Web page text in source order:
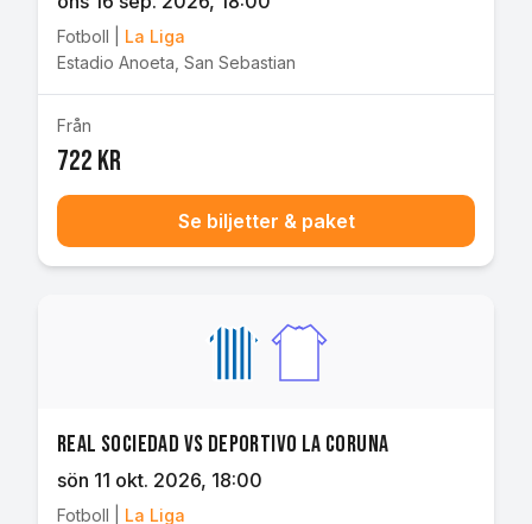
Fotboll
La Liga
Estadio Anoeta San Sebastian
Från
722 kr
Se biljetter & paket
Real Sociedad vs Deportivo La Coruna
sön 11 okt. 2026, 18:00
Fotboll
La Liga